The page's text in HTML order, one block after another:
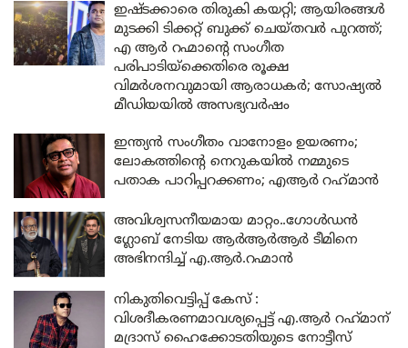
ഇഷ്ടക്കാരെ തിരുകി കയറ്റി; ആയിരങ്ങൾ
മുടക്കി ടിക്കറ്റ് ബുക്ക് ചെയ്തവർ പുറത്ത്;
എ ആർ റഹ്മാന്റെ സംഗീത
പരിപാടിയ്‌ക്കെതിരെ രൂക്ഷ
വിമർശനവുമായി ആരാധകർ; സോഷ്യൽ
മീഡിയയിൽ അസഭ്യവർഷം
ഇന്ത്യൻ സംഗീതം വാനോളം ഉയരണം;
ലോകത്തിന്റെ നെറുകയിൽ നമ്മുടെ
പതാക പാറിപ്പറക്കണം; എആർ റഹ്‌മാൻ
അവിശ്വസനീയമായ മാറ്റം..ഗോൾഡൻ
ഗ്ലോബ് നേടിയ ആർആർആർ ടീമിനെ
അഭിനന്ദിച്ച് എ.ആർ.റഹ്മാൻ
നികുതിവെട്ടിപ്പ് കേസ് :
വിശദീകരണമാവശ്യപ്പെട്ട് എ.ആർ റഹ്‌മാന്
മദ്രാസ് ഹൈക്കോടതിയുടെ നോട്ടീസ്